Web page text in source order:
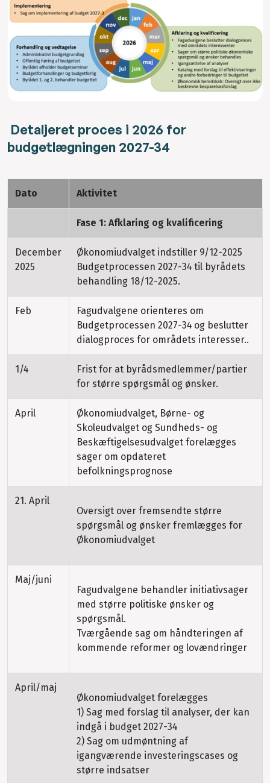
Detaljeret proces i 2026 for
budgetlægningen 2027-34
Dato Aktivitet
Fase 1: Afklaring og kvalificering
December
2025
Økonomiudvalget indstiller 9/12-2025
Budgetprocessen 2027-34 til byrådets
behandling 18/12-2025.
Feb
Fagudvalgene orienteres om
Budgetprocessen 2027-34 og beslutter
dialogproces for områdets interesser..
1/4
Frist for at byrådsmedlemmer/partier
for større spørgsmål og ønsker.
April
Økonomiudvalget, Børne- og
Skoleudvalget og Sundheds- og
Beskæftigelsesudvalget forelægges
sager om opdateret
befolkningsprognose
21. April
Oversigt over fremsendte større
spørgsmål og ønsker fremlægges for
Økonomiudvalget
Maj/juni
Fagudvalgene behandler initiativsager
med større politiske ønsker og
spørgsmål.
Tværgående sag om håndteringen af
kommende reformer og lovændringer
April/maj
Økonomiudvalget forelægges
1) Sag med forslag til analyser, der kan
indgå i budget 2027-34
2) Sag om udmøntning af
igangværende investeringscases og
større indsatser